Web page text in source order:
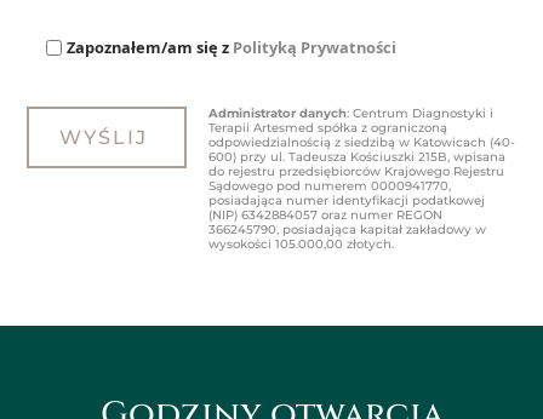
Zapoznałem/am się z Polityką Prywatności
Administrator danych: Centrum Diagnostyki i
Terapii Artesmed spółka z ograniczoną
odpowiedzialnością z siedzibą w Katowicach (40-
600) przy ul. Tadeusza Kościuszki 215B, wpisana
do rejestru przedsiębiorców Krajowego Rejestru
Sądowego pod numerem 0000941770,
posiadająca numer identyfikacji podatkowej
(NIP) 6342884057 oraz numer REGON
366245790, posiadająca kapitał zakładowy w
wysokości 105.000,00 złotych.